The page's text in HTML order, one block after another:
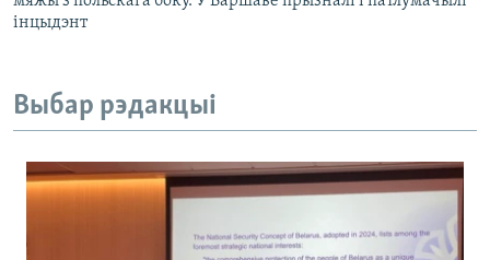
інцыдэнт
Выбар рэдакцыі